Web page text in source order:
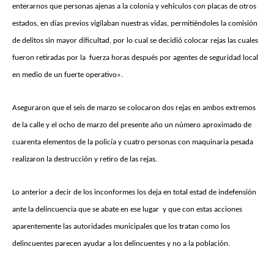
enterarnos que personas ajenas a la colonia y vehículos con placas de otros
estados, en días previos vigilaban nuestras vidas, permitiéndoles la comisión
de delitos sin mayor dificultad, por lo cual se decidió colocar rejas las cuales
fueron retiradas por la fuerza horas después por agentes de seguridad local
en medio de un fuerte operativo».
Aseguraron que el seis de marzo se colocaron dos rejas en ambos extremos
de la calle y el ocho de marzo del presente año un número aproximado de
cuarenta elementos de la policía y cuatro personas con maquinaria pesada
realizaron la destrucción y retiro de las rejas.
Lo anterior a decir de los inconformes los deja en total estad de indefensión
ante la delincuencia que se abate en ese lugar y que con estas acciones
aparentemente las autoridades municipales que los tratan como los
delincuentes parecen ayudar a los delincuentes y no a la población.